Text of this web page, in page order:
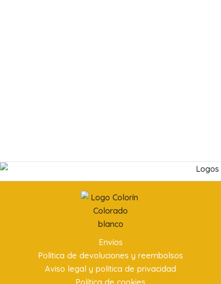
Envíos
Política de devoluciones y reembolsos
Aviso legal y política de privacidad
Política de cookies